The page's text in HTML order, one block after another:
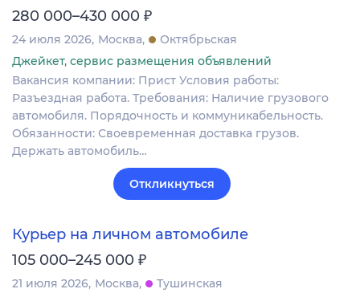
280 000–430 000 ₽
24 июля 2026 Москва
Октябрьская
Джейкет, сервис размещения объявлений
Вакансия компании: Прист Условия работы:
Разъездная работа. Требования: Наличие грузового
автомобиля. Порядочность и коммуникабельность.
Обязанности: Своевременная доставка грузов.
Держать автомобиль…
Откликнуться
Курьер на личном автомобиле
105 000–245 000 ₽
21 июля 2026 Москва
Тушинская